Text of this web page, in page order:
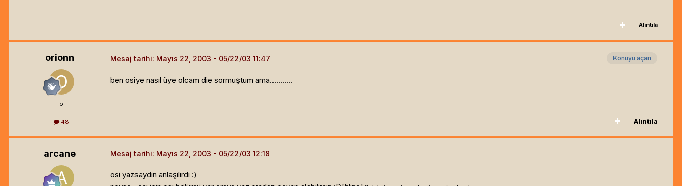
Alıntıla
orionn
=o=
48
Konuyu açan
Mesaj tarihi: Mayıs 22, 2003
ben osiye nasıl üye olcam die sormuştum ama...........
Alıntıla
arcane Mesaj tarihi: Mayıs 22, 2003
osi yazsaydın anlaşılırdı :)